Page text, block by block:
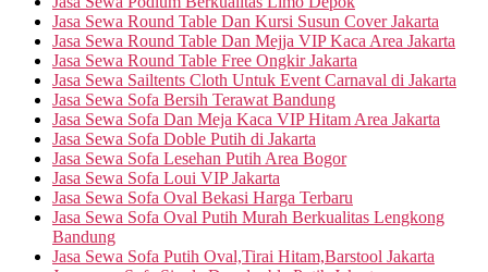
Jasa Sewa Round Table Dan Kursi Susun Cover Jakarta
Jasa Sewa Round Table Dan Mejja VIP Kaca Area Jakarta
Jasa Sewa Round Table Free Ongkir Jakarta
Jasa Sewa Sailtents Cloth Untuk Event Carnaval di Jakarta
Jasa Sewa Sofa Bersih Terawat Bandung
Jasa Sewa Sofa Dan Meja Kaca VIP Hitam Area Jakarta
Jasa Sewa Sofa Doble Putih di Jakarta
Jasa Sewa Sofa Lesehan Putih Area Bogor
Jasa Sewa Sofa Loui VIP Jakarta
Jasa Sewa Sofa Oval Bekasi Harga Terbaru
Jasa Sewa Sofa Oval Putih Murah Berkualitas Lengkong
Bandung
Jasa Sewa Sofa Putih Oval,Tirai Hitam,Barstool Jakarta